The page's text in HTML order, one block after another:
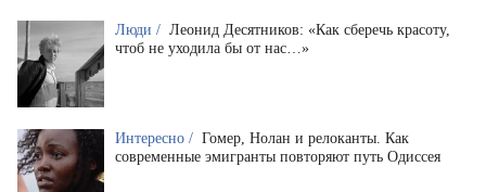
Люди / Леонид Десятников: «Как сберечь красоту,
чтоб не уходила бы от нас…»
Интересно / Гомер, Нолан и релоканты. Как
современные эмигранты повторяют путь Одиссея